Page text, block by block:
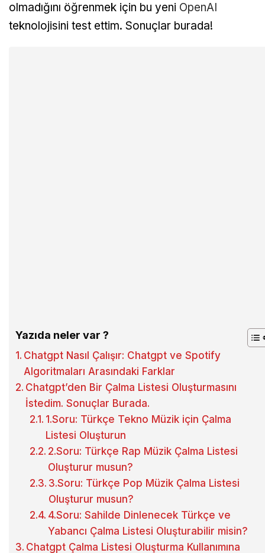
olmadığını öğrenmek için bu yeni OpenAI
teknolojisini test ettim. Sonuçlar burada!
Yazıda neler var ?
Chatgpt Nasıl Çalışır: Chatgpt ve Spotify
Algoritmaları Arasındaki Farklar
Chatgpt’den Bir Çalma Listesi Oluşturmasını
İstedim. Sonuçlar Burada.
1.Soru: Türkçe Tekno Müzik için Çalma
Listesi Oluşturun
2.Soru: Türkçe Rap Müzik Çalma Listesi
Oluşturur musun?
3.Soru: Türkçe Pop Müzik Çalma Listesi
Oluşturur musun?
4.Soru: Sahilde Dinlenecek Türkçe ve
Yabancı Çalma Listesi Oluşturabilir misin?
Chatgpt Çalma Listesi Oluşturma Kullanımına